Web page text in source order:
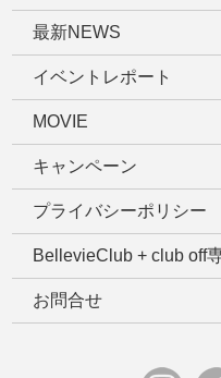
最新NEWS
イベントレポート
MOVIE
キャンペーン
プライバシーポリシー
BellevieClub + club off
お問合せ